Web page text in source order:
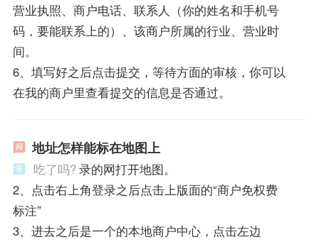
营业执照、商户电话、联系人（你的姓名和手机号
码，要能联系上的）、该商户所属的行业、营业时
间。
6、填写好之后点击提交，等待方面的审核，你可以
在我的商户里查看提交的信息是否通过。
地址怎样能标在地图上
吃了吗?录的网打开地图。
2、点击右上角登录之后点击上版面的“商户免权费
标注”
3、进去之后是一个的本地商户中心，点击左边